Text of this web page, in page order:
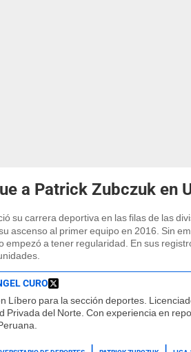
a Patrick Zubczuk en
su carrera deportiva en las filas de las
ascenso al primer equipo en 2016. Sin
empezó a tener regularidad. En sus
CURO
Líbero para la sección deportes.
Privada del Norte. Con experiencia en